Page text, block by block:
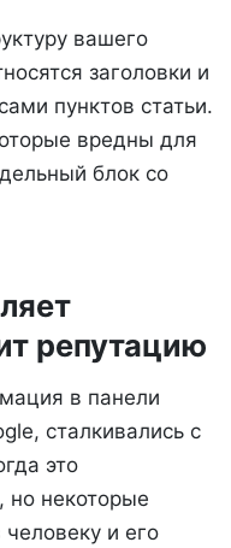
вашего
заголовки и
пунктов статьи.
вредны для
блок со
репутацию
в панели
сталкивались с
это
но некоторые
и его